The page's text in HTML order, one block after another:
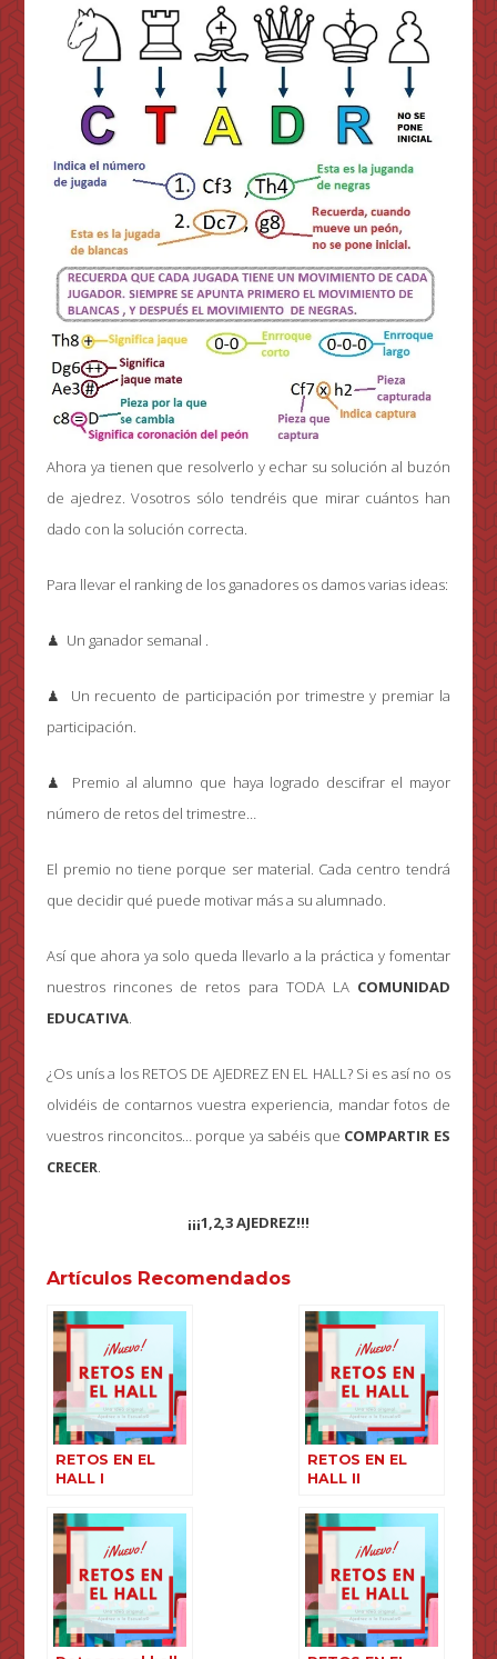
Ahora ya tienen que resolverlo y echar su solución al buzón
de ajedrez. Vosotros sólo tendréis que mirar cuántos han
dado con la solución correcta.
Para llevar el ranking de los ganadores os damos varias ideas:
♟ Un ganador semanal .
♟ Un recuento de participación por trimestre y premiar la
participación.
♟ Premio al alumno que haya logrado descifrar el mayor
número de retos del trimestre…
El premio no tiene porque ser material. Cada centro tendrá
que decidir qué puede motivar más a su alumnado.
Así que ahora ya solo queda llevarlo a la práctica y fomentar
nuestros rincones de retos para TODA LA COMUNIDAD
EDUCATIVA.
¿Os unís a los RETOS DE AJEDREZ EN EL HALL? Si es así no os
olvidéis de contarnos vuestra experiencia, mandar fotos de
vuestros rinconcitos… porque ya sabéis que COMPARTIR ES
CRECER.
¡¡¡1,2,3 AJEDREZ!!!
Artículos Recomendados
RETOS EN EL
HALL I
RETOS EN EL
HALL II